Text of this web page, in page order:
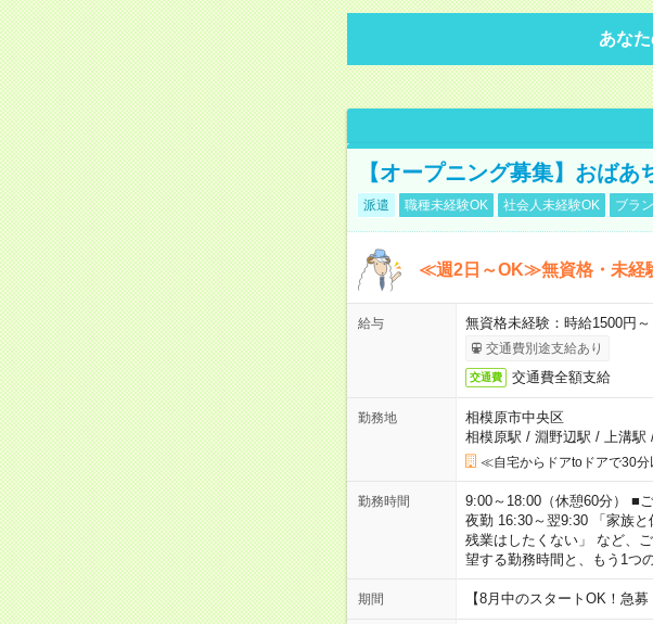
あな
【オープニング募集】おば
派遣 職種未経験OK 社会人未経験OK ブラ
≪週2日～OK≫無資格・未経
給与 無資格未経験：時給1500
交通費別途支給あり
交通費 交通費全額支給
勤務地
相模原市中央区
相模原駅 / 淵野辺駅 / 上溝駅
≪自宅からドアtoドアで30分
勤務時間
9:00～18:00（休憩60分） ■
夜勤 16:30～翌9:30 「家族
残業はしたくない」 など、
望する勤務時間と、もう1つ
期間 【8月中のスタートOK！急